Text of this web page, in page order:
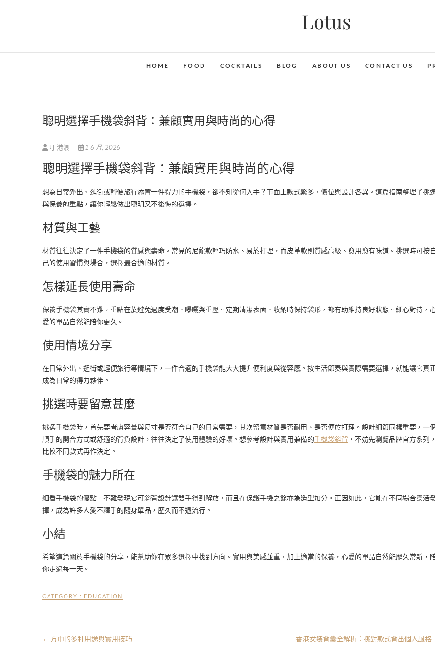
Lotus
HOME FOOD COCKTAILS BLOG ABOUT US CONTACT US
聰明選擇手機袋斜背：兼顧實用與時尚的心得
叮 港浪 1 6 月, 2026
聰明選擇手機袋斜背：兼顧實用與時尚的心得
想為日常外出、逛街或輕便旅行添置一件得力的手機袋，卻不知從何入手？市面上款式繁多，價位與設計各異。這篇指南整理了挑
與保養的重點，讓你輕鬆做出聰明又不後悔的選擇。
材質與工藝
材質往往決定了一件手機袋的質感與壽命。常見的尼龍款輕巧防水、易於打理，而皮革款則質感高級、愈用愈有味道。挑選時可按自
己的使用習慣與場合，選擇最合適的材質。
怎樣延長使用壽命
保養手機袋其實不難，重點在於避免過度受潮、曝曬與重壓。定期清潔表面、收納時保持袋形，都有助維持良好狀態。細心對待，
愛的單品自然能陪你更久。
使用情境分享
在日常外出、逛街或輕便旅行等情境下，一件合適的手機袋能大大提升便利度與從容感。按生活節奏與實際需要選擇，就能讓它真
成為日常的得力夥伴。
挑選時要留意甚麼
挑選手機袋時，首先要考慮容量與尺寸是否符合自己的日常需要，其次留意材質是否耐用、是否便於打理。設計細節同樣重要，一
順手的開合方式或舒適的背負設計，往往決定了使用體驗的好壞。想參考設計與實用兼備的手機袋斜背 ，不妨先瀏覽品牌官方系列，
比較不同款式再作決定。
手機袋的魅力所在
細看手機袋的優點，不難發現它可斜背設計讓雙手得到解放，而且在保護手機之餘亦為造型加分。正因如此，它能在不同場合靈活
揮，成為許多人愛不釋手的隨身單品，歷久而不退流行。
小結
希望這篇關於手機袋的分享，能幫助你在眾多選擇中找到方向。實用與美感並重，加上適當的保養，心愛的單品自然能歷久常新，
你走過每一天。
CATEGORY : EDUCATION
← 方巾的多種用途與實用技巧 香港女裝背囊全解析：挑對款式背出個人風格